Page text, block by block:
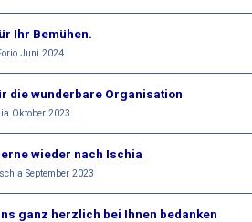
Ihr Bemühen.
Juni 2024
die wunderbare Organisation
Oktober 2023
wieder nach Ischia
September 2023
ganz herzlich bei Ihnen bedanken